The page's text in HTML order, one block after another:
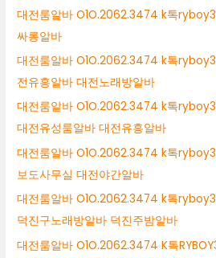
대전룸알바 O1O.2062.3474 k톡
싸롱알바
대전룸알바 O1O.2062.3474 k톡
전유흥알바 대전노래방알바
대전룸알바 O1O.2062.3474 k톡
대전유성룸알바 대전유흥알바
대전룸알바 O1O.2062.3474 k톡
보도사무실 대전야간알바
대전룸알바 O1O.2062.3474 k톡
덕진구노래방알바 덕진주밤알바
대전룸알바 O1O.2062.3474 K톡